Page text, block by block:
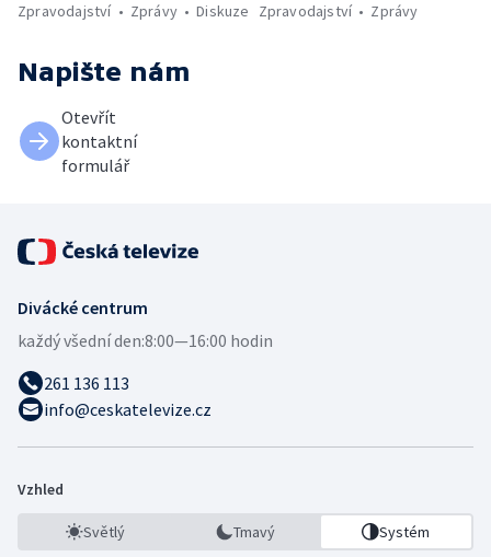
Zpravodajství
Zprávy Diskuze
Zpravodajství
Zprávy
Napište nám
Otevřít
kontaktní
formulář
Divácké centrum
každý všední den:8:00—16:00 hodin
261 136 113
info@ceskatelevize.cz
Vzhled
Světlý Tmavý Systém